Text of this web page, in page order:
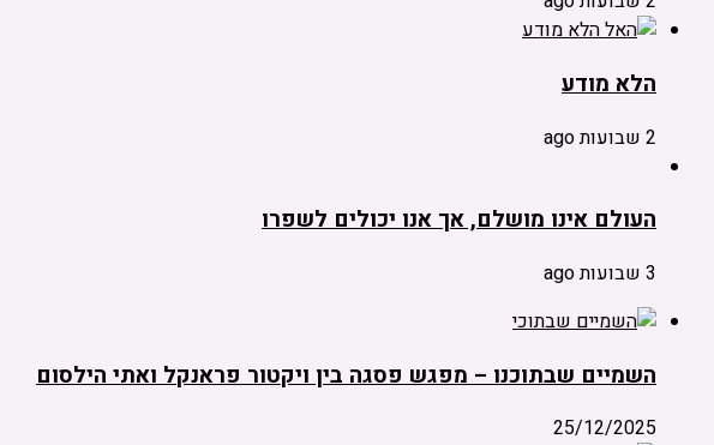
הלא מודע
2 שבועות ago
העולם אינו מושלם, אך אנו יכולים לשפרו
3 שבועות ago
השמיים שבתוכנו – מפגש פסגה בין ויקטור פראנקל ואתי הילסום
25/12/2025